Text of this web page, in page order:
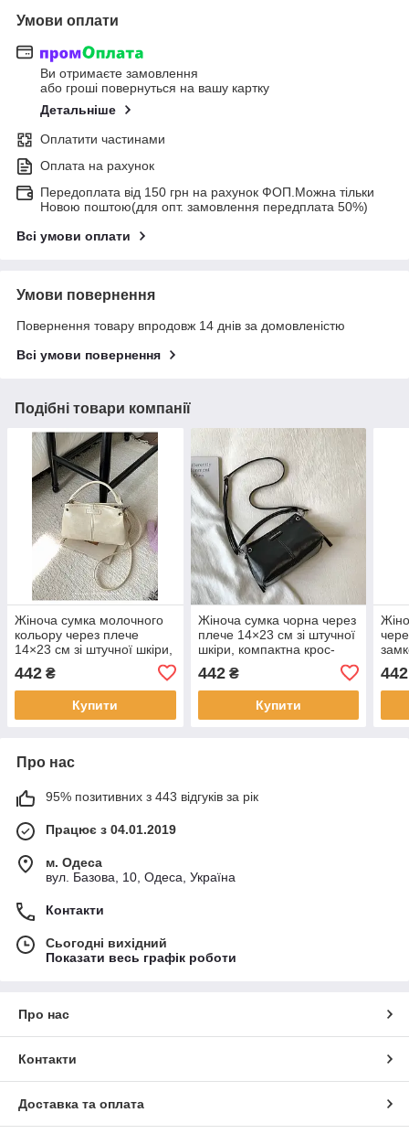
Умови оплати
Ви отримаєте замовлення
або гроші повернуться на вашу картку
Детальніше
Оплатити частинами
Оплата на рахунок
Передоплата від 150 грн на рахунок ФОП.Можна тільки
Новою поштою(для опт. замовлення передплата 50%)
Всі умови оплати
Умови повернення
Повернення товару впродовж 14 днів за домовленістю
Всі умови повернення
Подібні товари компанії
Жіноча сумка молочного
кольору через плече
14×23 см зі штучної шкіри,
короткою ручкою KAY
442 ₴
Купити
Жіноча сумка чорна через
плече 14×23 см зі штучної
шкіри, компактна крос-
KAY
442₴
Купити
442
Про нас
95% позитивних з 443 відгуків за рік
Працює з 04.01.2019
м. Одеса
вул. Базова, 10, Одеса, Україна
Контакти
Сьогодні вихідний
Показати весь графік роботи
Про нас
Контакти
Доставка та оплата